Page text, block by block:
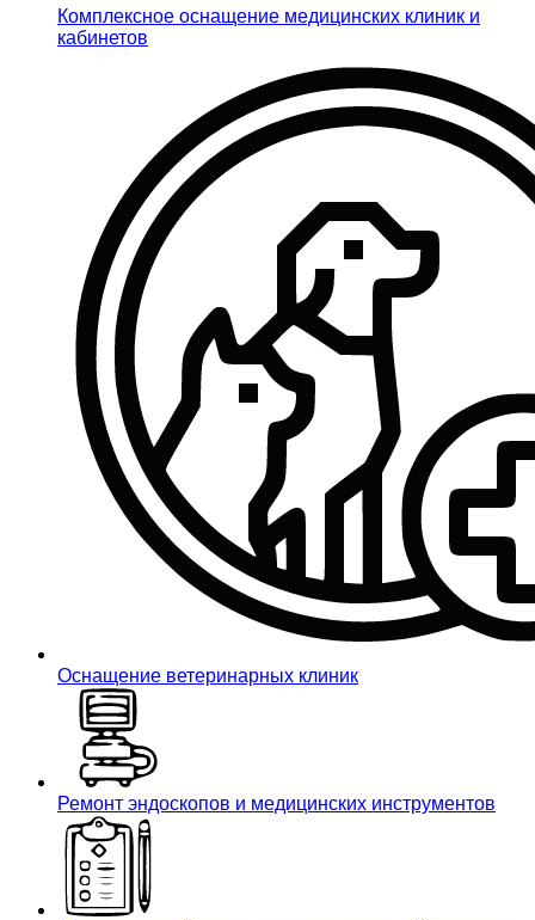
Комплексное оснащение медицинских клиник и
кабинетов
Оснащение ветеринарных клиник
Ремонт эндоскопов и медицинских инструментов